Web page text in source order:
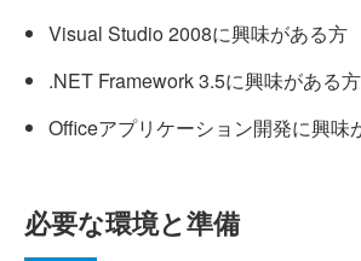
Visual Studio 2008に興味がある方
.NET Framework 3.5に興味がある方
Officeアプリケーション開発に興味
必要な環境と準備